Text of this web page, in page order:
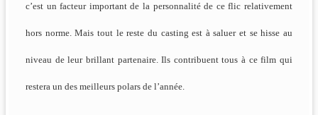
c’est un facteur important de la personnalité de ce flic relativement
hors norme. Mais tout le reste du casting est à saluer et se hisse au
niveau de leur brillant partenaire. Ils contribuent tous à ce film qui
restera un des meilleurs polars de l’année.